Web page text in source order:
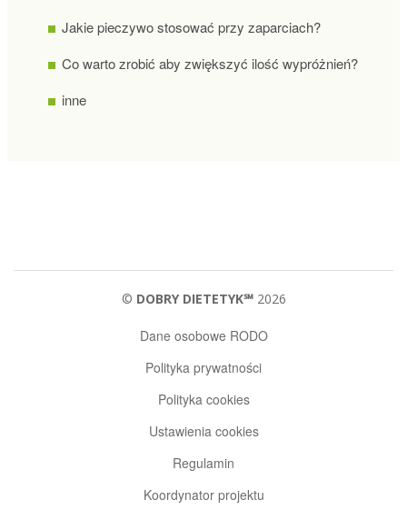
Jakie pieczywo stosować przy zaparciach?
Co warto zrobić aby zwiększyć ilość wypróżnień?
inne
© DOBRY DIETETYK℠2026
Dane osobowe RODO
Polityka prywatności
Polityka cookies
Ustawienia cookies
Regulamin
Koordynator projektu